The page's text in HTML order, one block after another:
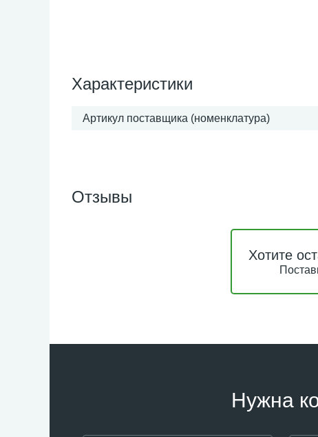
Характеристики
Артикул поставщика (номенклатура)
Отзывы
Хотите
Нужна